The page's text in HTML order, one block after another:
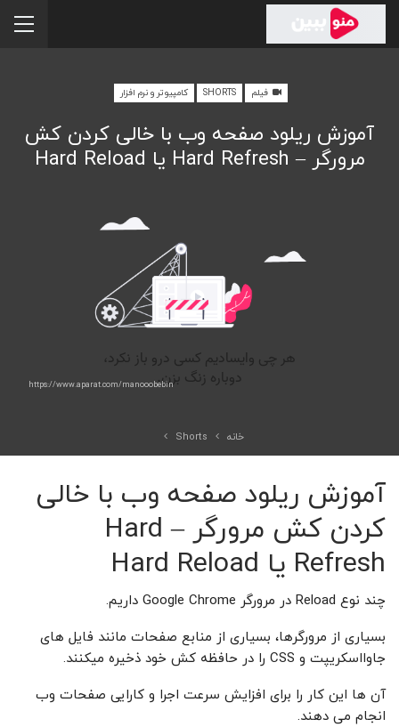
فیلم SHORTS کامپیوتر و نرم افزار
آموزش ریلود صفحه وب با خالی کردن کش
مرورگر – Hard Refresh یا Hard Reload
https://www.aparat.com/manooobebin
خانه Shorts
آموزش ریلود صفحه وب با خالی
کردن کش مرورگر – Hard
Refresh یا Hard Reload
چند نوع Reload در مرورگر Google Chrome داریم.
بسیاری از مرورگرها، بسیاری از منابع صفحات مانند فایل های
جاوااسکریپت و CSS را در حافظه کش خود ذخیره میکنند.
آن ها این کار را برای افزایش سرعت اجرا و کارایی صفحات وب
انجام می دهند.